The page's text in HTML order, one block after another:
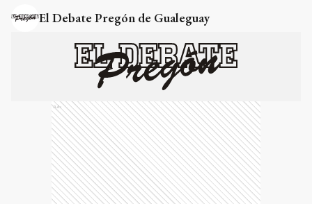
El Debate Pregón de Gualeguay
Ads